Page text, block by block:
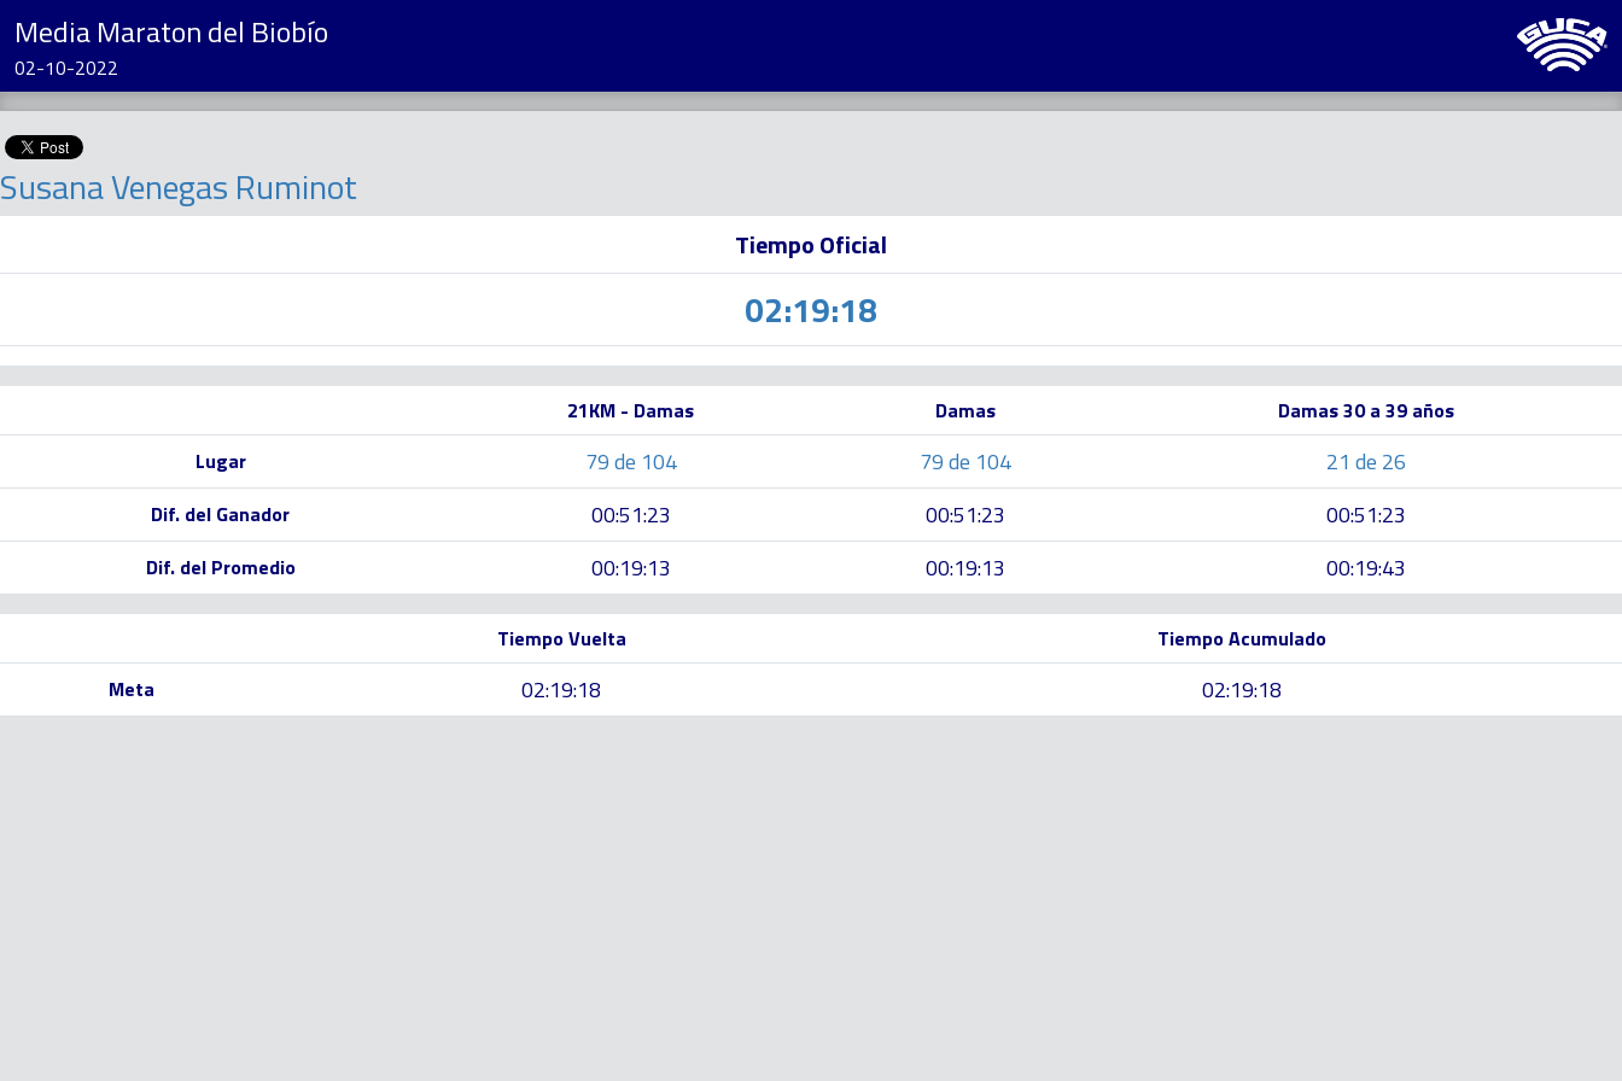
Media Maraton del Biobío
02-10-2022
Susana Venegas Ruminot
Tiempo Oficial
02:19:18
21KM - Damas Damas
Damas 30 a 39 años
Lugar
79 de 104 79 de 104 21 de 26
Dif. del Ganador 00:51:23 00:51:23 00:51:23
Dif. del Promedio 00:19:13 00:19:13 00:19:43
Tiempo Vuelta
Tiempo Acumulado
Meta
02:19:18 02:19:18